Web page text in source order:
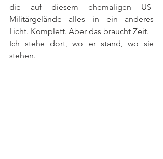
die auf diesem ehemaligen US-
Militärgelände alles in ein anderes
Licht. Komplett. Aber das braucht Zeit.
Ich stehe dort, wo er stand, wo sie
stehen.